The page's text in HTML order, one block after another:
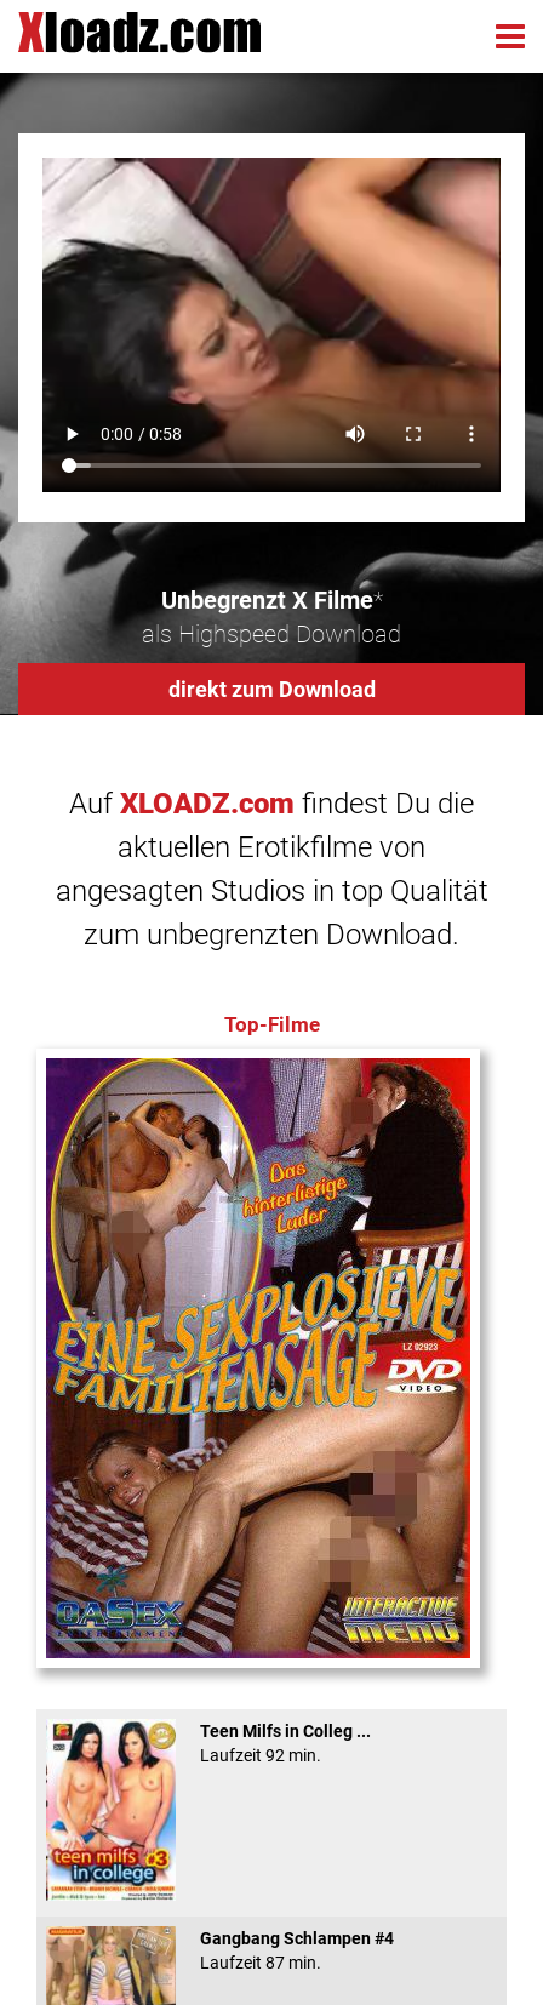
Unbegrenzt X Filme*
als Highspeed Download
direkt zum Download
Auf XLOADZ.com findest Du die
aktuellen Erotikfilme von
angesagten Studios in top Qualität
zum unbegrenzten Download.
Top-Filme
Eine Sexplosieve Fam ...
Teen Milfs in Colleg ...
Laufzeit 92 min.
Gangbang Schlampen #4
Laufzeit 87 min.